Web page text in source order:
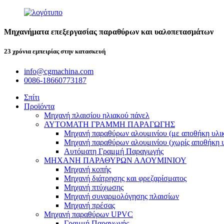
Μηχανήματα επεξεργασίας παραθύρων και υαλοπετασμάτων
23 χρόνια εμπειρίας στην κατασκευή
info@cgmachina.com
0086-18660773187
Σπίτι
Προϊόντα
Μηχανή πλαισίου ηλιακού πάνελ
ΑΥΤΟΜΑΤΗ ΓΡΑΜΜΗ ΠΑΡΑΓΩΓΗΣ
Μηχανή παραθύρων αλουμινίου (με αποθήκη
Μηχανή παραθύρων αλουμινίου (χωρίς αποθήκη
Αυτόματη Γραμμή Παραγωγής
ΜΗΧΑΝΗ ΠΑΡΑΘΥΡΩΝ ΑΛΟΥΜΙΝΙΟΥ
Μηχανή κοπής
Μηχανή διάτρησης και φρεζαρίσματος
Μηχανή πτύχωσης
Μηχανή συναρμολόγησης πλαισίων
Μηχανή πρέσας
Μηχανή παραθύρων UPVC